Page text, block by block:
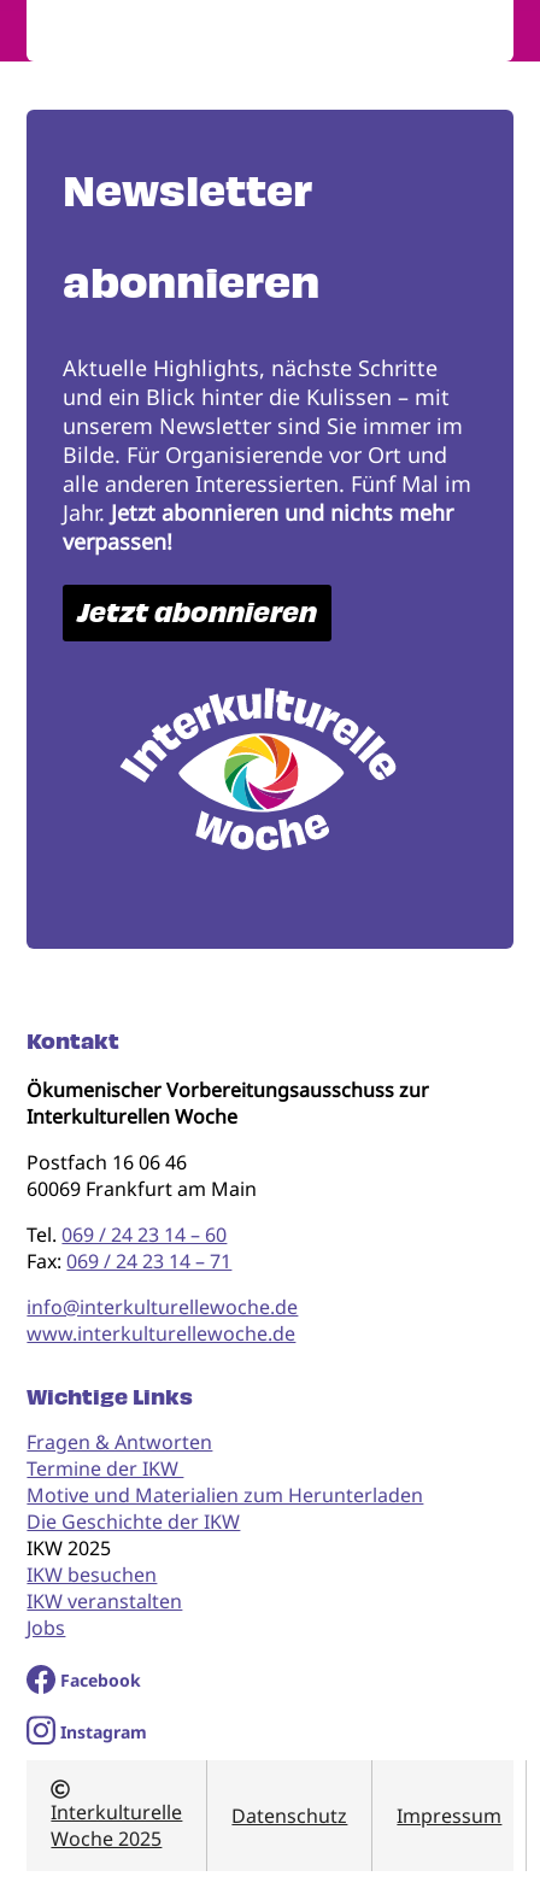
Newsletter
abonnieren
Aktuelle Highlights, nächste Schritte
und ein Blick hinter die Kulissen – mit
unserem Newsletter sind Sie immer im
Bilde. Für Organisierende vor Ort und
alle anderen Interessierten. Fünf Mal im
Jahr. Jetzt abonnieren und nichts mehr
verpassen!
Jetzt abonnieren
Kontakt
Ökumenischer Vorbereitungsausschuss zur
Interkulturellen Woche
Postfach 16 06 46
60069 Frankfurt am Main
Tel.069 / 24 23 14 – 60
Fax:069 / 24 23 14 – 71
info@interkulturellewoche.de
www.interkulturellewoche.de
Wichtige Links
Fragen & Antworten
Termine der IKW
Motive und Materialien zum Herunterladen
Die Geschichte der IKW
IKW 2025
IKW besuchen
IKW veranstalten
Jobs
Facebook
Instagram
Interkulturelle
Woche 2025
Datenschutz Impressum